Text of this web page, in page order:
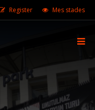
Register Mes stades